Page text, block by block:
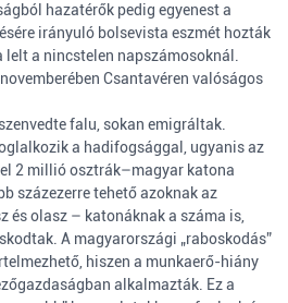
hazatérők pedig egyenest a
irányuló bolsevista eszmét hozták
a nincstelen napszámosoknál.
Csantavéren valóságos
falu, sokan emigráltak.
a hadifogsággal, ugyanis az
2 millió osztrák–magyar katona
százezerre tehető azoknak az
és olasz – katonáknak a száma is,
A magyarországi „raboskodás”
hiszen a munkaerő-hiány
alkalmazták. Ez a